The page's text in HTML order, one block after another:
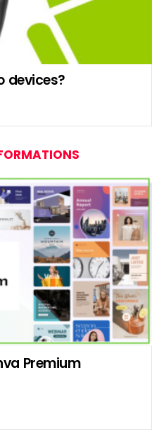
devices?
Premium